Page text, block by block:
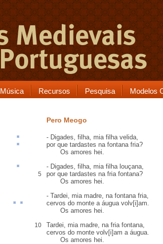
Música Recursos Pesquisa Modelos
Pero Meogo
- Digades, filha, mia filha velida,
por que tardastes na fontanafria?
Os amores hei.
- Digades, filha, mia filha louçana,
5
por que tardastes na fria fontana?
Os amores hei.
- Tardei, mia madre, na fontana fria,
cervos do monte a áugua volv[i]am.
Os amores hei.
10
Tardei, mia madre, na fria fontana,
cervos do monte volv[i]am a áugua.
Os amores hei.